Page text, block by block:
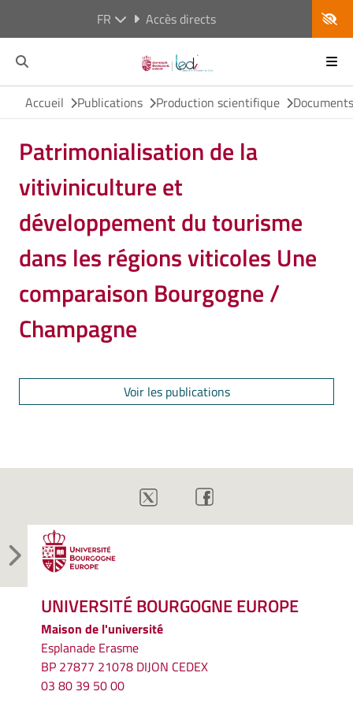
FR Accès directs
Accueil Publications Production scientifique
Patrimonialisation de la
vitiviniculture et
développement du tourisme
dans les régions viticoles Une
comparaison Bourgogne /
Champagne
Voir les publications
UNIVERSITÉ BOURGOGNE EUROPE
Maison de l'université
Esplanade Erasme
BP 27877 21078 DIJON CEDEX
03 80 39 50 00